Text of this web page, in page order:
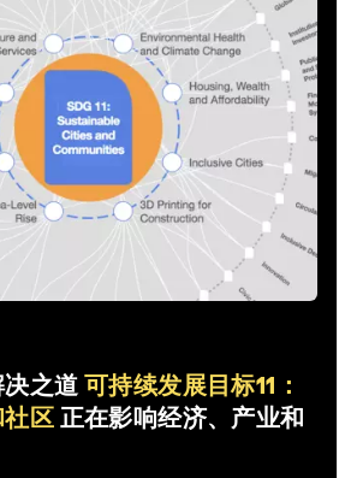
之道可持续发展目标11：
区 正在影响经济、产业和